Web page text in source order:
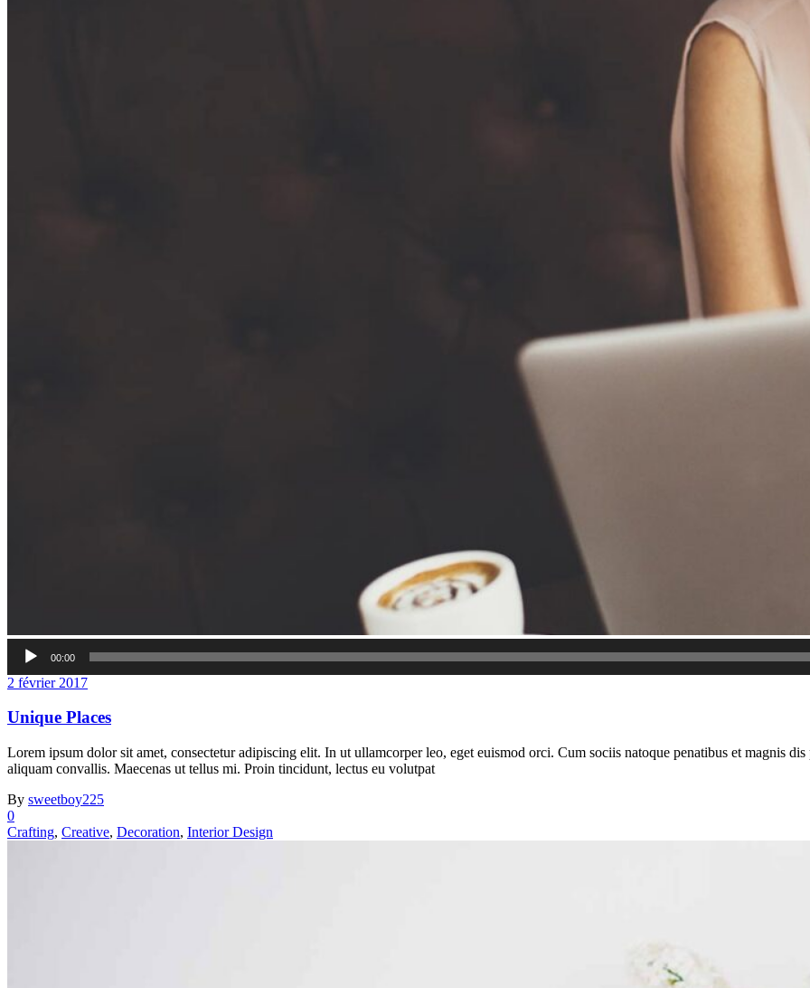
Lecteur
audio
00:00
2 février 2017
Unique Places
Lorem ipsum dolor sit amet, consectetur adipiscing elit. In ut ullamcorper leo, eget euismod orci. Cum sociis natoque penatibus et magnis
aliquam convallis. Maecenas ut tellus mi. Proin tincidunt, lectus eu volutpat
By sweetboy225
0
Crafting, Creative, Decoration, Interior Design